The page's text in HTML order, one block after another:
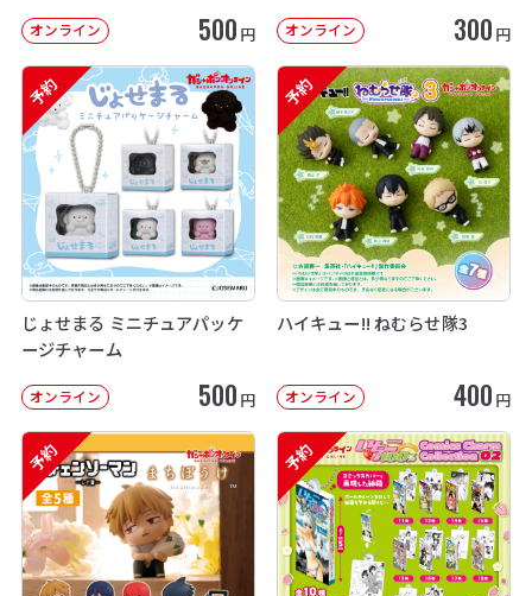
オンライン 500 円 オンライン 300 円
予約
じょせまる ミニチュアパッケ
ージチャーム
オンライン 500 円
予約
ハイキュー!! ねむらせ隊3
オンライン 400 円
予約 予約